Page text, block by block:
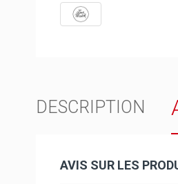
DESCRIPTION
AVIS SUR LES